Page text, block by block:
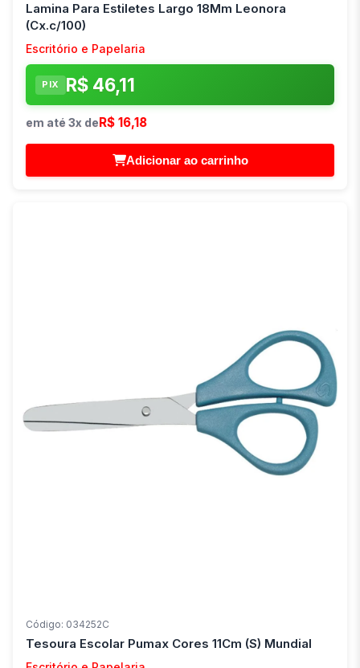
Lamina Para Estiletes Largo 18Mm Leonora
(Cx.c/100)
Escritório e Papelaria
PIX R$ 46,11
em até 3x de R$ 16,18
Adicionar ao carrinho
Código: 034252C
Tesoura Escolar Pumax Cores 11Cm (S) Mundial